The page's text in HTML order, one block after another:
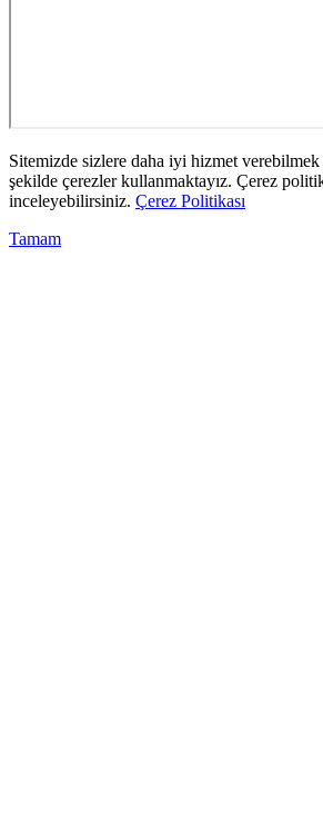
Sitemizde sizlere daha iyi hizmet
şekilde çerezler kullanmaktayız. Çerez
inceleyebilirsiniz. Çerez Politikası
Tamam